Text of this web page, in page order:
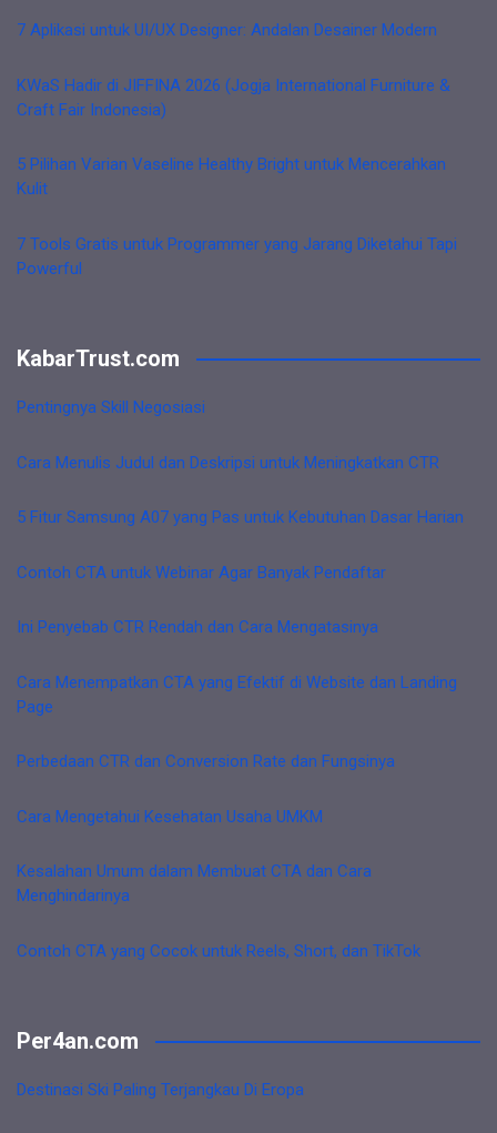
7 Aplikasi untuk UI/UX Designer: Andalan Desainer Modern
KWaS Hadir di JIFFINA 2026 (Jogja International Furniture &
Craft Fair Indonesia)
5 Pilihan Varian Vaseline Healthy Bright untuk Mencerahkan
Kulit
7 Tools Gratis untuk Programmer yang Jarang Diketahui Tapi
Powerful
KabarTrust.com
Pentingnya Skill Negosiasi
Cara Menulis Judul dan Deskripsi untuk Meningkatkan CTR
5 Fitur Samsung A07 yang Pas untuk Kebutuhan Dasar Harian
Contoh CTA untuk Webinar Agar Banyak Pendaftar
Ini Penyebab CTR Rendah dan Cara Mengatasinya
Cara Menempatkan CTA yang Efektif di Website dan Landing
Page
Perbedaan CTR dan Conversion Rate dan Fungsinya
Cara Mengetahui Kesehatan Usaha UMKM
Kesalahan Umum dalam Membuat CTA dan Cara
Menghindarinya
Contoh CTA yang Cocok untuk Reels, Short, dan TikTok
Per4an.com
Destinasi Ski Paling Terjangkau Di Eropa